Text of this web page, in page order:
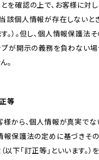
を確認の上で、お客様に対し
該個人情報が存在しないと
。）。但し、個人情報保護法
プが開示の義務を負わない場
。
等
様から、個人情報が真実でな
報保護法の定めに基づきそ
以下「訂正等」といいます。）